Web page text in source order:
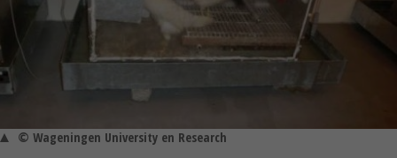
© Wageningen University en Research